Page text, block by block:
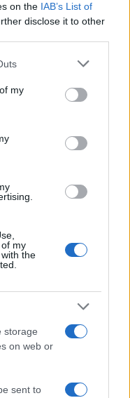
on the IAB’s List of
disclose it to other
one or more Google
You may click to
third-party tags to
in below Google
my
my
the
storage
on web or
sent to
i vincitori del
da un miliardo e il